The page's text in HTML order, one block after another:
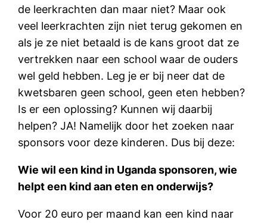
de leerkrachten dan maar niet? Maar ook
veel leerkrachten zijn niet terug gekomen en
als je ze niet betaald is de kans groot dat ze
vertrekken naar een school waar de ouders
wel geld hebben. Leg je er bij neer dat de
kwetsbaren geen school, geen eten hebben?
Is er een oplossing? Kunnen wij daarbij
helpen? JA! Namelijk door het zoeken naar
sponsors voor deze kinderen. Dus bij deze:
Wie wil een kind in Uganda sponsoren, wie
helpt een kind aan eten en onderwijs?
Voor 20 euro per maand kan een kind naar